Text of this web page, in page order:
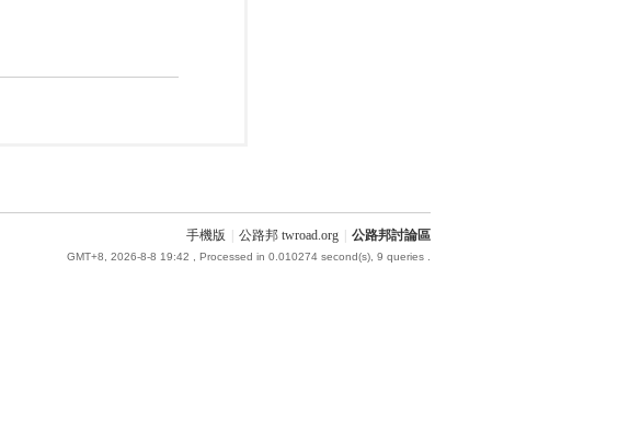
手機版 公路邦 twroad.org 公路邦討論區
GMT+8, 2026-8-8 19:42 , Processed in 0.010274 second(s), 9 queries .